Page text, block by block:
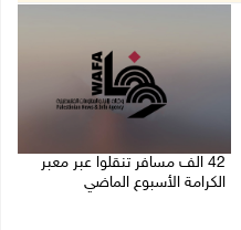
42 الف مسافر تنقلوا عبر معبر
الكرامة الأسبوع الماضي